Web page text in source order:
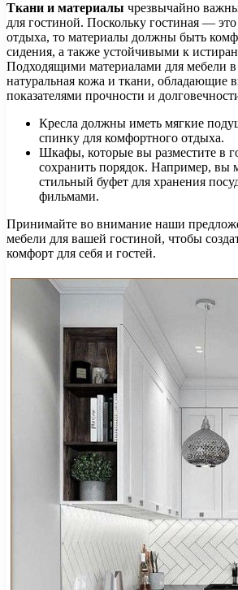
Ткани и материалы чрезвычайно
для гостиной. Поскольку гостиная — это
отдыха, то материалы должны быть
сидения, а также устойчивыми к
Подходящими материалами для мебели в
натуральная кожа и ткани, обладающие
показателями прочности и
Кресла должны иметь мягкие
спинку для комфортного отдыха.
Шкафы, которые вы разместите в
сохранить порядок. Например, вы
стильный буфет для хранения
фильмами.
Принимайте во внимание наши
мебели для вашей гостиной, чтобы
комфорт для себя и гостей.